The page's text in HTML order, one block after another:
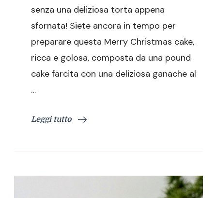
torta
per
senza una deliziosa torta appena
sfornata! Siete ancora in tempo per
preparare questa Merry Christmas cake,
ricca e golosa, composta da una pound
cake farcita con una deliziosa ganache al
…
Leggi tutto